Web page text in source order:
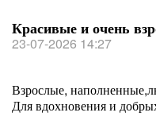
Красивые и очень
23-07-2026 14:27
Взрослые,
Для вдохновения и